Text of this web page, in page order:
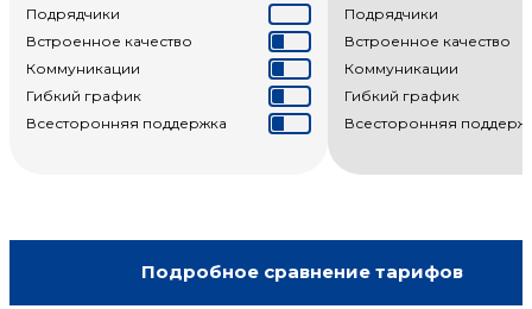
Подрядчики
Встроенное качество
Коммуникации
Гибкий график
Всесторонняя поддержка
Подрядчики
Встроенное качество
Коммуникации
Гибкий график
Всесторонняя
Подробное сравнение тарифов